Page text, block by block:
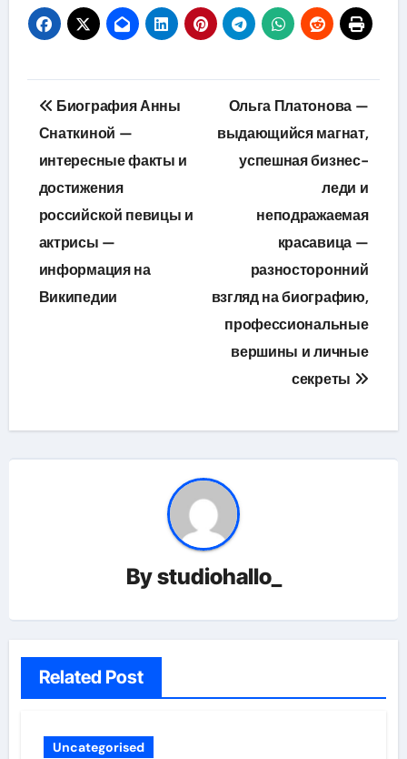
Навигация
по
записям
Биография Анны
Снаткиной —
интересные факты и
достижения
российской певицы и
актрисы —
информация на
Википедии
Ольга Платонова —
выдающийся магнат,
успешная бизнес-
леди и
неподражаемая
красавица —
разносторонний
взгляд на биографию,
профессиональные
вершины и личные
секреты
Bystudiohallo_
Related Post
Uncategorised